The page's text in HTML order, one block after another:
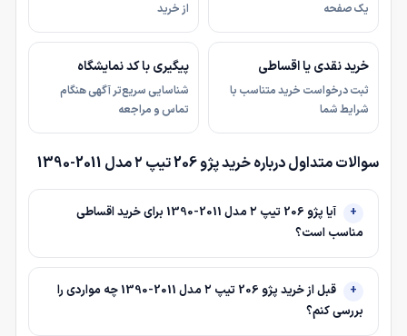
یک صفحه
از خرید
خرید نقدی یا اقساطی
ثبت درخواست خرید متناسب با
شرایط شما
پیگیری با کد نمایشگاه
شناسایی سریع‌تر آگهی هنگام
تماس و مراجعه
سوالات متداول درباره خرید پژو 206 تیپ ۲ مدل 2011-1390
آیا پژو 206 تیپ ۲ مدل 2011-1390 برای خرید اقساطی
مناسب است؟
قبل از خرید پژو 206 تیپ ۲ مدل 2011-1390 چه مواردی را
بررسی کنم؟